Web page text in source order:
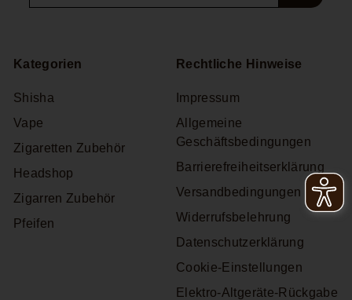
Kategorien
Shisha
Vape
Zigaretten Zubehör
Headshop
Zigarren Zubehör
Pfeifen
Rechtliche Hinweise
Impressum
Allgemeine
Geschäftsbedingungen
Barrierefreiheitserklärung
Versandbedingungen
Widerrufsbelehrung
Datenschutzerklärung
Cookie-Einstellungen
Elektro-Altgeräte-Rückgabe